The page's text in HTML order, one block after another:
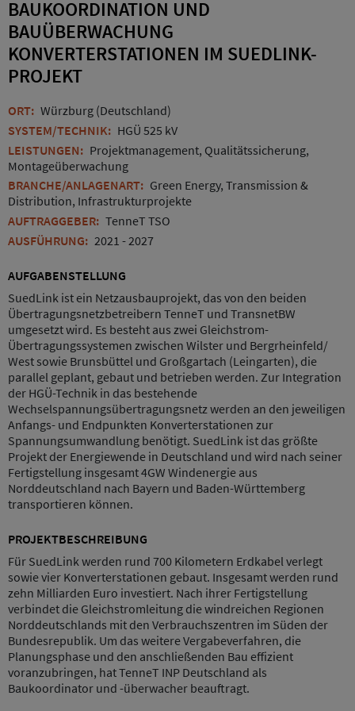
BAUKOORDINATION UND
BAUÜBERWACHUNG
KONVERTERSTATIONEN IM SUEDLINK-
PROJEKT
ORT: Würzburg (Deutschland)
SYSTEM/TECHNIK: HGÜ 525 kV
LEISTUNGEN: Projektmanagement, Qualitätssicherung,
Montageüberwachung
BRANCHE/ANLAGENART: Green Energy, Transmission &
Distribution, Infrastrukturprojekte
AUFTRAGGEBER: TenneT TSO
AUSFÜHRUNG: 2021 - 2027
AUFGABENSTELLUNG
SuedLink ist ein Netzausbauprojekt, das von den beiden
Übertragungsnetzbetreibern TenneT und TransnetBW
umgesetzt wird. Es besteht aus zwei Gleichstrom-
Übertragungssystemen zwischen Wilster und Bergrheinfeld/
West sowie Brunsbüttel und Großgartach (Leingarten), die
parallel geplant, gebaut und betrieben werden. Zur Integration
der HGÜ-Technik in das bestehende
Wechselspannungsübertragungsnetz werden an den jeweiligen
Anfangs- und Endpunkten Konverterstationen zur
Spannungsumwandlung benötigt. SuedLink ist das größte
Projekt der Energiewende in Deutschland und wird nach seiner
Fertigstellung insgesamt 4GW Windenergie aus
Norddeutschland nach Bayern und Baden-Württemberg
transportieren können.
PROJEKTBESCHREIBUNG
Für SuedLink werden rund 700 Kilometern Erdkabel verlegt
sowie vier Konverterstationen gebaut. Insgesamt werden rund
zehn Milliarden Euro investiert. Nach ihrer Fertigstellung
verbindet die Gleichstromleitung die windreichen Regionen
Norddeutschlands mit den Verbrauchszentren im Süden der
Bundesrepublik. Um das weitere Vergabeverfahren, die
Planungsphase und den anschließenden Bau effizient
voranzubringen, hat TenneT INP Deutschland als
Baukoordinator und -überwacher beauftragt.